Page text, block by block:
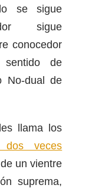
se sigue
sigue
conocedor
de
No-dual de
llama los
dos veces
un vientre
suprema,